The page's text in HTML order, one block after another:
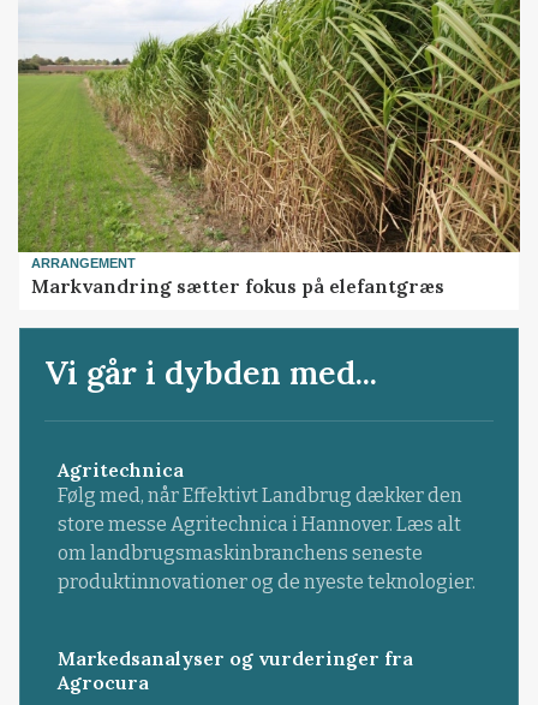
ARRANGEMENT
Markvandring sætter fokus på elefantgræs
Vi går i dybden med...
Agritechnica
Følg med, når Effektivt Landbrug dækker den
store messe Agritechnica i Hannover. Læs alt
om landbrugsmaskinbranchens seneste
produktinnovationer og de nyeste teknologier.
Markedsanalyser og vurderinger fra
Agrocura